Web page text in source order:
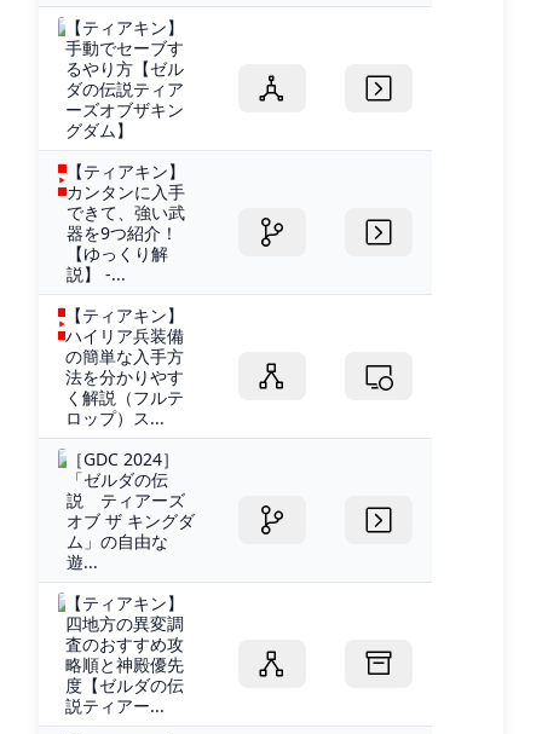
【ティアキン】
手動でセーブす
るやり方【ゼル
ダの伝説ティア
ーズオブザキン
グダム】
【ティアキン】
カンタンに入手
できて、強い武
器を9つ紹介！
【ゆっくり解
説】 -...
【ティアキン】
ハイリア兵装備
の簡単な入手方
法を分かりやす
く解説（フルテ
ロップ）ス...
［GDC 2024］
「ゼルダの伝
説 ティアーズ
オブ ザ キングダ
ム」の自由な
遊...
【ティアキン】
四地方の異変調
査のおすすめ攻
略順と神殿優先
度【ゼルダの伝
説ティアー...